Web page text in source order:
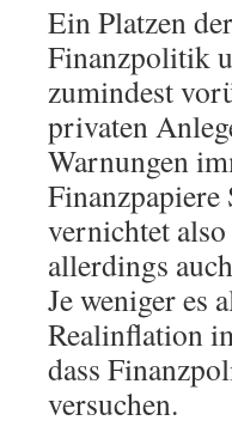
Ein Platzen
Finanzpolitik
zumindest
privaten
Warnungen
Finanzpapiere
vernichtet
allerdings
Je weniger es
Realinflation
dass
versuchen.